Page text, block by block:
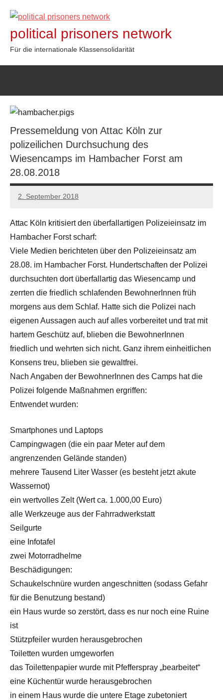
Inhalt
springen
political prisoners network
Für die internationale Klassensolidarität
Pressemeldung von Attac Köln zur
polizeilichen Durchsuchung des
Wiesencamps im Hambacher Forst am
28.08.2018
2. September 2018
admin
Attac Köln kritisiert den überfallartigen Polizeieinsatz im
Hambacher Forst scharf:
Viele Medien berichteten über den Polizeieinsatz am
28.08. im Hambacher Forst. Hundertschaften der Polizei
durchsuchten dort überfallartig das Wiesencamp und
zerrten die friedlich schlafenden BewohnerInnen früh
morgens aus dem Schlaf. Hatte sich die Polizei nach
eigenen Aussagen auch auf alles vorbereitet und trat mit
hartem Geschütz auf, blieben die BewohnerInnen
friedlich und wehrten sich nicht. Ganz ihrem einheitlichen
Konsens treu, blieben sie gewaltfrei.
Nach Angaben der BewohnerInnen des Camps hat die
Polizei folgende Maßnahmen ergriffen:
Entwendet wurden:
Smartphones und Laptops
Campingwagen (die ein paar Meter auf dem
angrenzenden Gelände standen)
mehrere Tausend Liter Wasser (es besteht jetzt akute
Wassernot)
ein wertvolles Zelt (Wert ca. 1.000,00 Euro)
alle Werkzeuge aus der Fahrradwerkstatt
Seilgurte
eine Infotafel
zwei Motorradhelme
Beschädigungen:
Schaukelschnüre wurden angeschnitten (sodass Gefahr
für die Benutzung bestand)
ein Haus wurde so zerstört, dass es nur noch eine Ruine
ist
Stützpfeiler wurden herausgebrochen
Toiletten wurden umgeworfen
das Toilettenpapier wurde mit Pfefferspray „bearbeitet“
eine Küchentür wurde herausgebrochen
in einem Haus wurde die untere Etage zubetoniert